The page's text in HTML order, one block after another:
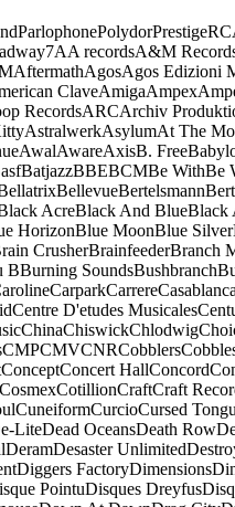
ParlophonePolydorPrestige
7AA recordsA&M
AftermathAgosAgos Edizioni
ClaveAmigaAmpex
RecordsARCArchiv
AstralwerkAsylumAt The
AwalAwareAxisB. Free
BatjazzBBEBCMBe WithBe
BellevueBertelsmann
AcreBlack And BlueBlack
HorizonBlue MoonBlue Silver
CrusherBrainfeederBranch
BBurning SoundsBushbranch
CarparkCarrereCasablanca
Centre D'etudes Musicales
ChinaChiswickChlodwig
CMPCMVCNRCobblers
ConceptConcert HallConcord
CosmexCotillionCraftCraft
CuneiformCurcioCursed
LiteDead OceansDeath Row
DeramDesaster Unlimited
Diggers FactoryDimensions
PointuDisques Dreyfus